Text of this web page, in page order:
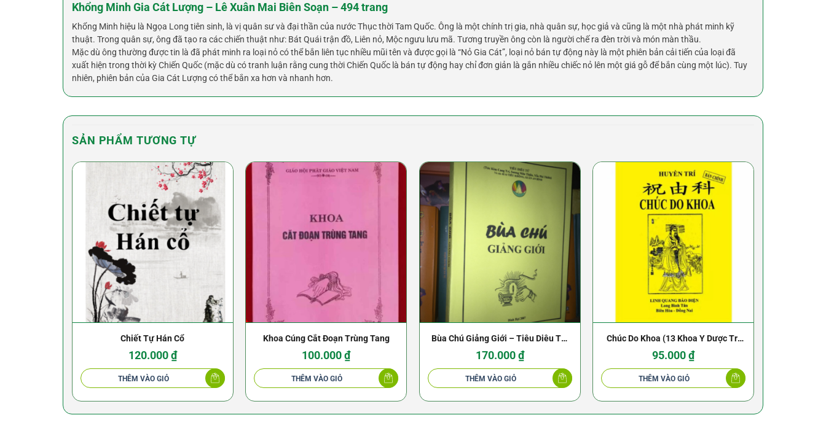
Khổng Minh Gia Cát Lượng – Lê Xuân Mai Biên Soạn – 494 trang
Khổng Minh hiệu là Ngọa Long tiên sinh, là vị quân sư và đại thần của nước Thục thời Tam Quốc. Ông là một chính trị gia, nhà quân sự, học giả và cũng là một nhà phát minh kỹ
thuật. Trong quân sự, ông đã tạo ra các chiến thuật như: Bát Quái trận đồ, Liên nỏ, Mộc ngưu lưu mã. Tương truyền ông còn là người chế ra đèn trời và món màn thầu.
Mặc dù ông thường được tin là đã phát minh ra loại nỏ có thể bắn liên tục nhiều mũi tên và được gọi là “Nỏ Gia Cát”, loại nỏ bán tự động này là một phiên bản cải tiến của loại đã
xuất hiện trong thời kỳ Chiến Quốc (mặc dù có tranh luận rằng cung thời Chiến Quốc là bán tự động hay chỉ đơn giản là gắn nhiều chiếc nỏ lên một giá gỗ để bắn cùng một lúc). Tuy
nhiên, phiên bản của Gia Cát Lượng có thể bắn xa hơn và nhanh hơn.
SẢN PHẨM TƯƠNG TỰ
Chiết Tự Hán Cổ
120.000₫
THÊM VÀO GIỎ
Khoa Cúng Cắt Đoạn Trùng Tang
100.000₫
THÊM VÀO GIỎ
Bùa Chú Giảng Giới – Tiêu Diêu Tử,
Sương Mãn thiên , Yến Phi Thiên ,
Kim Cang Trí
170.000₫
THÊM VÀO GIỎ
Chúc Do Khoa (13 Khoa Y Dược Trị
Bệnh) – Hiên Viên Hoàng Đế – dịch
Pháp Sư Huyền Trí
95.000₫
THÊM VÀO GIỎ